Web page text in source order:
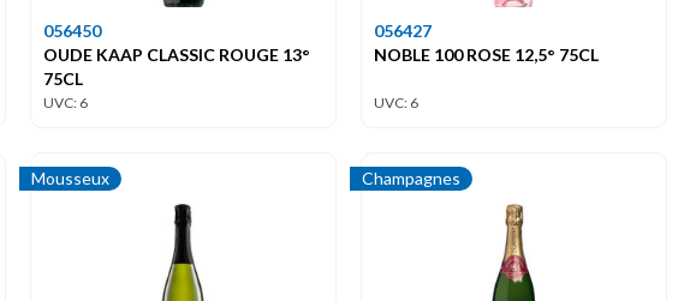
056450
OUDE KAAP CLASSIC ROUGE 13°
75CL
UVC: 6
056427
NOBLE 100 ROSE 12,5° 75CL
UVC: 6
Mousseux Champagnes